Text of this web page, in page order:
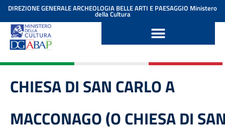
contenuto
DIREZIONE GENERALE ARCHEOLOGIA BELLE ARTI E PAESAGGIO Ministero
della Cultura
CHIESA DI SAN CARLO A
MACCONAGO (O CHIESA DI